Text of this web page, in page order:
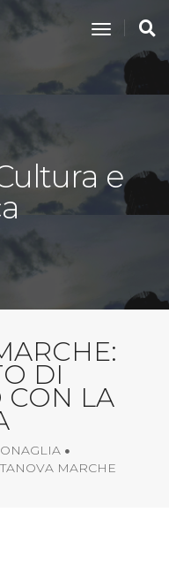
toggle
e
DI
CON LA
MARCHE